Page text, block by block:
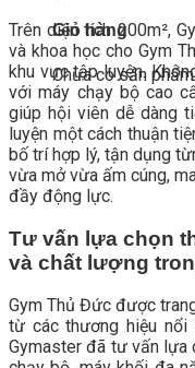
Giỏ hàng
Chưa có sản
Trên diện tích 200m²,
và khoa học cho Gym
khu vực tập luyện.
với máy chạy bộ cao
giúp hội viên dễ dàng
luyện một cách thuận
bố trí hợp lý, tận dụng
vừa mở vừa ấm cúng,
đầy động lực.
Tư vấn lựa chọn
và chất lượng
Gym Thủ Đức được
từ các thương hiệu nổi
Gymaster đã tư vấn lựa